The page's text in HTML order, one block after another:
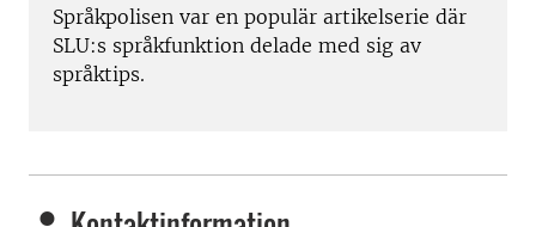
Språkpolisen var en populär artikelserie där
SLU:s språkfunktion delade med sig av
språktips.